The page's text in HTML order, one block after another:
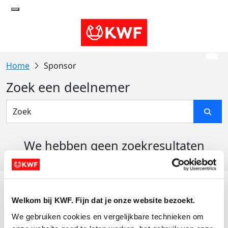
Welkom bij KWF. Fijn dat je onze website bezoekt.
We gebruiken cookies en vergelijkbare technieken om
Sponsor
Zoek een deelnemer
We hebben geen zoekresultaten
Actiematerialen
Evenementen